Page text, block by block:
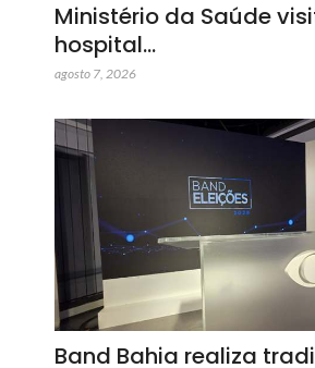
Ministério da Saúde
hospital…
agosto 7, 2026
Band Bahia realiza